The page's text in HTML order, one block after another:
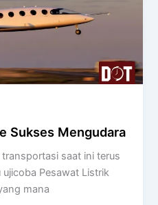
Sukses Mengudara
saat ini terus
Pesawat Listrik
mana